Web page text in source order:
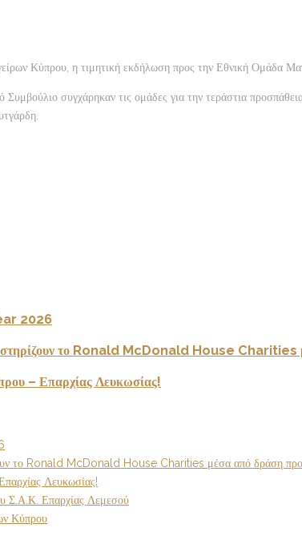
Κύπρου, η τιμητική εκδήλωση προς την Εθνική Ομάδα
συγχάρηκαν τις ομάδες για την τεράστια
2026
το Ronald McDonald House Charities
– Επαρχίας Λευκωσίας!
το Ronald McDonald House Charities μέσα από δράση
Λευκωσίας!
Σ.Α.Κ. Επαρχίας Λεμεσού
Κύπρου